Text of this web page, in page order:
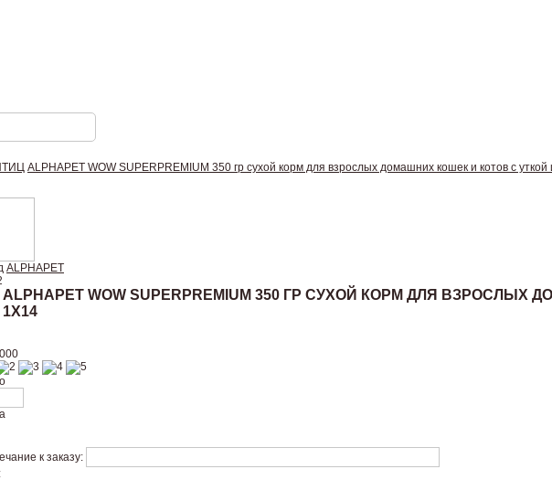
ALPHAPET WOW SUPERPREMIUM 350 гр сухой корм для взрослых домашних кошек и котов с
ALPHAPET
ALPHAPET WOW SUPERPREMIUM 350 ГР СУХОЙ КОРМ ДЛЯ
1Х14
к заказу: